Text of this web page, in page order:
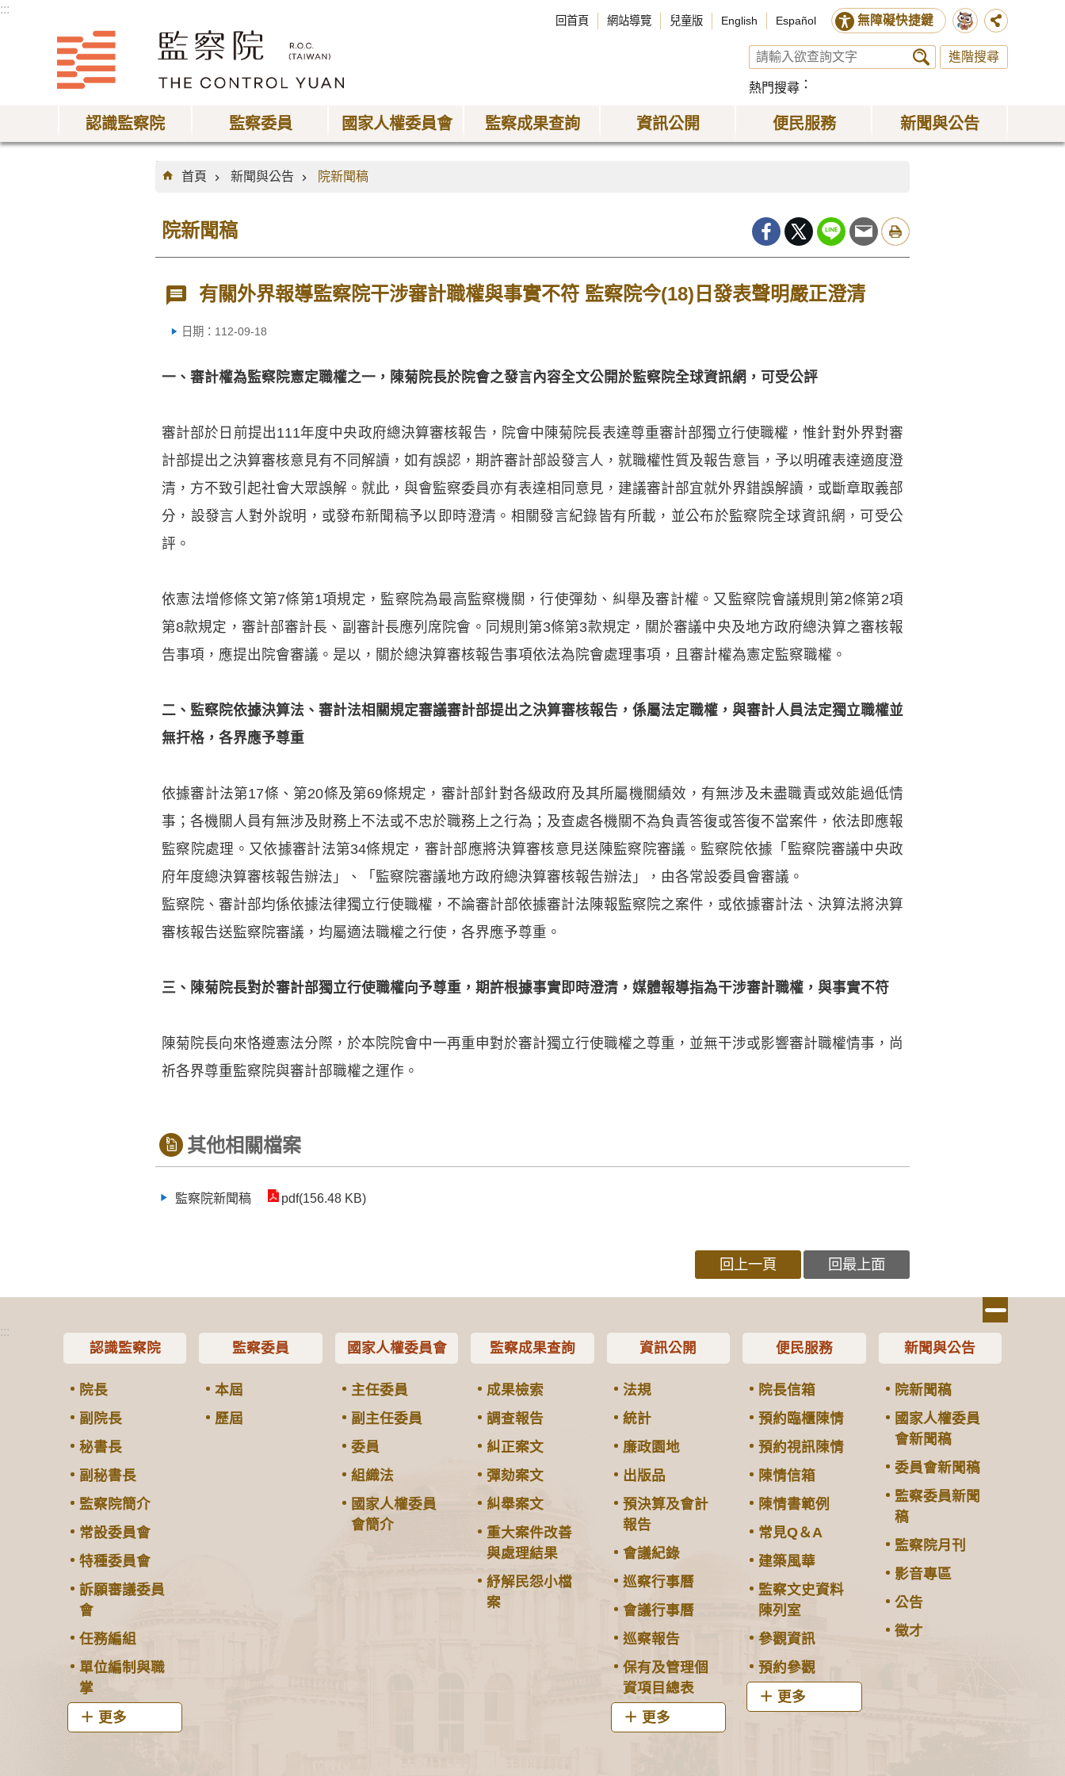
:::
回首頁 網站導覽 兒童版 English Español 無障礙快捷鍵
進階搜尋
熱門搜尋
認識監察院 監察委員 國家人權委員會 監察成果查詢 資訊公開 便民服務 新聞與公告
:::
首頁
新聞與公告 院新聞稿
院新聞稿
有關外界報導監察院干涉審計職權與事實不符 監察院今(18)日發表聲明嚴正澄清
日期：112-09-18
一、審計權為監察院憲定職權之一，陳菊院長於院會之發言內容全文公開於監察院全球資訊網，可受公評
審計部於日前提出111年度中央政府總決算審核報告，院會中陳菊院長表達尊重審計部獨立行使職權，惟針對外界對審
計部提出之決算審核意見有不同解讀，如有誤認，期許審計部設發言人，就職權性質及報告意旨，予以明確表達適度澄
清，方不致引起社會大眾誤解。就此，與會監察委員亦有表達相同意見，建議審計部宜就外界錯誤解讀，或斷章取義部
分，設發言人對外說明，或發布新聞稿予以即時澄清。相關發言紀錄皆有所載，並公布於監察院全球資訊網，可受公
評。
依憲法增修條文第7條第1項規定，監察院為最高監察機關，行使彈劾、糾舉及審計權。又監察院會議規則第2條第2項
第8款規定，審計部審計長、副審計長應列席院會。同規則第3條第3款規定，關於審議中央及地方政府總決算之審核報
告事項，應提出院會審議。是以，關於總決算審核報告事項依法為院會處理事項，且審計權為憲定監察職權。
二、監察院依據決算法、審計法相關規定審議審計部提出之決算審核報告，係屬法定職權，與審計人員法定獨立職權並
無扞格，各界應予尊重
依據審計法第17條、第20條及第69條規定，審計部針對各級政府及其所屬機關績效，有無涉及未盡職責或效能過低情
事；各機關人員有無涉及財務上不法或不忠於職務上之行為；及查處各機關不為負責答復或答復不當案件，依法即應報
監察院處理。又依據審計法第34條規定，審計部應將決算審核意見送陳監察院審議。監察院依據「監察院審議中央政
府年度總決算審核報告辦法」、「監察院審議地方政府總決算審核報告辦法」，由各常設委員會審議。
監察院、審計部均係依據法律獨立行使職權，不論審計部依據審計法陳報監察院之案件，或依據審計法、決算法將決算
審核報告送監察院審議，均屬適法職權之行使，各界應予尊重。
三、陳菊院長對於審計部獨立行使職權向予尊重，期許根據事實即時澄清，媒體報導指為干涉審計職權，與事實不符
陳菊院長向來恪遵憲法分際，於本院院會中一再重申對於審計獨立行使職權之尊重，並無干涉或影響審計職權情事，尚
祈各界尊重監察院與審計部職權之運作。
其他相關檔案
監察院新聞稿 pdf(156.48 KB)
回上一頁 回最上面
:::
認識監察院
院長
副院長
秘書長
副秘書長
監察院簡介
常設委員會
特種委員會
訴願審議委員
會
任務編組
單位編制與職
掌
更多
監察委員
本屆
歷屆
國家人權委員會
主任委員
副主任委員
委員
組織法
國家人權委員
會簡介
監察成果查詢
成果檢索
調查報告
糾正案文
彈劾案文
糾舉案文
重大案件改善
與處理結果
紓解民怨小檔
案
資訊公開
法規
統計
廉政園地
出版品
預決算及會計
報告
會議紀錄
巡察行事曆
會議行事曆
巡察報告
保有及管理個
資項目總表
更多
便民服務
院長信箱
預約臨櫃陳情
預約視訊陳情
陳情信箱
陳情書範例
常見Q＆A
建築風華
監察文史資料
陳列室
參觀資訊
預約參觀
更多
新聞與公告
院新聞稿
國家人權委員
會新聞稿
委員會新聞稿
監察委員新聞
稿
監察院月刊
影音專區
公告
徵才